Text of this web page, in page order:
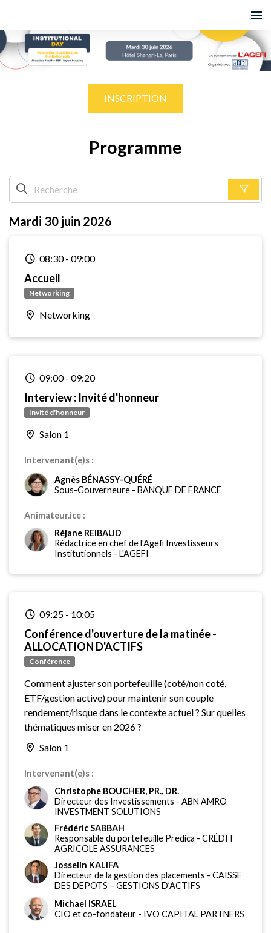
INSCRIPTION
Programme
Mardi 30 juin 2026
08:30- 09:00
Accueil
Networking
Networking
09:00- 09:20
Interview : Invité d'honneur
Invité d'honneur
Salon 1
Intervenant(e)s :
Agnès BÉNASSY-QUÉRÉ
Sous-Gouverneure - BANQUE DE FRANCE
Animateur.ice :
Réjane REIBAUD
Rédactrice en chef de l'Agefi Investisseurs
Institutionnels - L'AGEFI
09:25 - 10:05
Conférence d'ouverture de la matinée -
ALLOCATION D'ACTIFS
Conférence
Comment ajuster son portefeuille (coté/non coté,
ETF/gestion active) pour maintenir son couple
rendement/risque dans le contexte actuel ? Sur quelles
thématiques miser en 2026 ?
Salon 1
Intervenant(e)s :
Christophe BOUCHER, PR., DR.
Directeur des Investissements - ABN AMRO
INVESTMENT SOLUTIONS
Frédéric SABBAH
Responsable du portefeuille Predica - CRÉDIT
AGRICOLE ASSURANCES
Josselin KALIFA
Directeur de la gestion des placements - CAISSE
DES DEPOTS – GESTIONS D’ACTIFS
Michael ISRAEL
CIO et co-fondateur - IVO CAPITAL PARTNERS